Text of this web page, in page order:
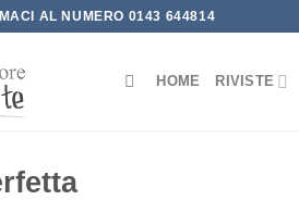
AL NUMERO 0143 644814
HOME RIVISTE